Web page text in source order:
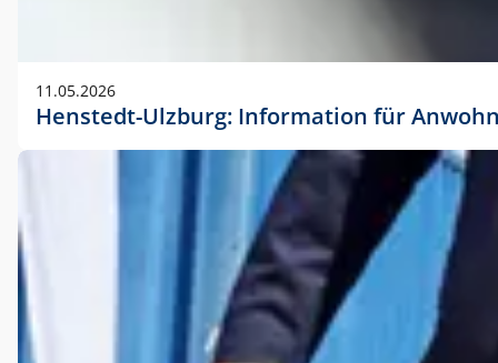
11.05.2026
Henstedt-Ulzburg: Information für